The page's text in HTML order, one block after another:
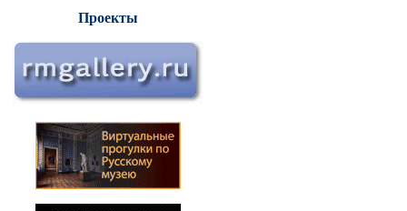
Проекты